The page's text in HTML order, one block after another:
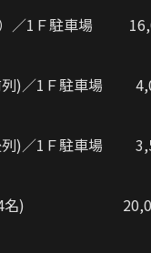
）／1Ｆ駐車場
列)／1Ｆ駐車場
列)／1Ｆ駐車場
(～4名) 20,000